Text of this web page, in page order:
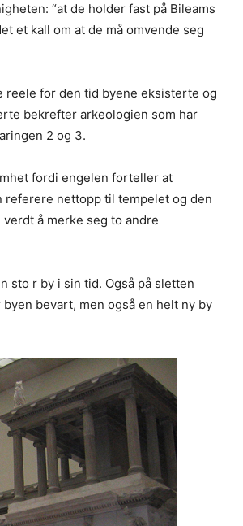
“at de holder fast på Bileams
et kall om at de må omvende seg
reele for den tid byene eksisterte og
bekrefter arkeologien som har
2 og 3.
fordi engelen forteller at
referere nettopp til tempelet og den
å merke seg to andre
sto r by i sin tid. Også på sletten
bevart, men også en helt ny by